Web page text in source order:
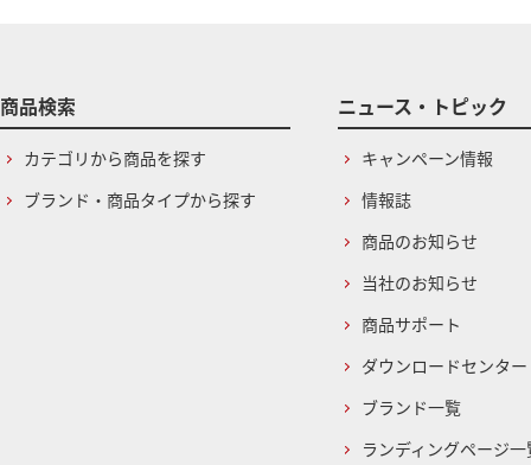
商品検索
カテゴリから商品を探す
ブランド・商品タイプから探す
ニュース・トピック
キャンペーン情報
情報誌
商品のお知らせ
当社のお知らせ
商品サポート
ダウンロードセンター
ブランド一覧
ランディングページ一